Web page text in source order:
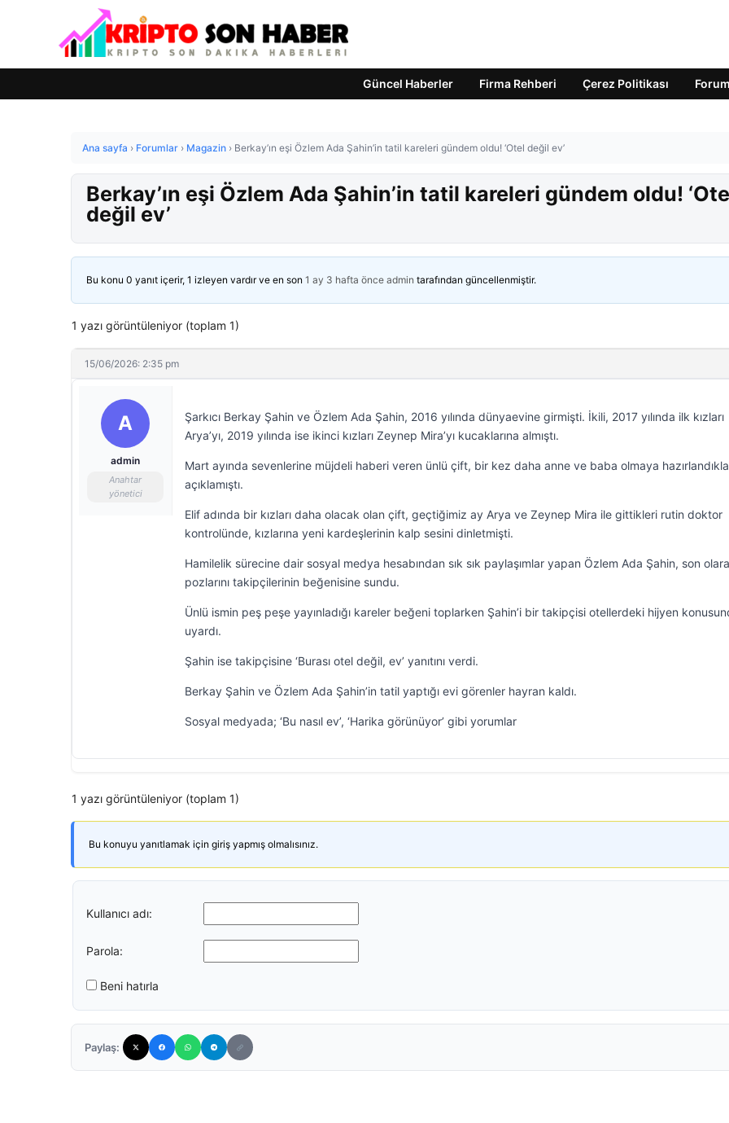
Güncel Haberler Firma Rehberi Çerez Politikası Forum
Ana sayfa › Forumlar › Magazin › Berkay’ın eşi Özlem Ada Şahin’in tatil kareleri gündem oldu! ‘Otel değil ev’
Berkay’ın eşi Özlem Ada Şahin’in tatil kareleri gündem oldu!
değil ev’
Bu konu 0 yanıt içerir, 1 izleyen vardır ve en son 1 ay 3 hafta önce admin tarafından güncellenmiştir.
1 yazı görüntüleniyor (toplam 1)
15/06/2026: 2:35 pm
A
admin
Anahtar
yönetici
Şarkıcı Berkay Şahin ve Özlem Ada Şahin, 2016 yılında dünyaevine girmişti. İkili, 2017 yılında ilk kızları
Arya’yı, 2019 yılında ise ikinci kızları Zeynep Mira’yı kucaklarına almıştı.
Mart ayında sevenlerine müjdeli haberi veren ünlü çift, bir kez daha anne ve baba olmaya
açıklamıştı.
Elif adında bir kızları daha olacak olan çift, geçtiğimiz ay Arya ve Zeynep Mira ile gittikleri rutin doktor
kontrolünde, kızlarına yeni kardeşlerinin kalp sesini dinletmişti.
Hamilelik sürecine dair sosyal medya hesabından sık sık paylaşımlar yapan Özlem Ada Şahin, son
pozlarını takipçilerinin beğenisine sundu.
Ünlü ismin peş peşe yayınladığı kareler beğeni toplarken Şahin’i bir takipçisi otellerdeki hijyen
uyardı.
Şahin ise takipçisine ‘Burası otel değil, ev’ yanıtını verdi.
Berkay Şahin ve Özlem Ada Şahin’in tatil yaptığı evi görenler hayran kaldı.
Sosyal medyada; ‘Bu nasıl ev’, ‘Harika görünüyor’ gibi yorumlar
1 yazı görüntüleniyor (toplam 1)
Bu konuyu yanıtlamak için giriş yapmış olmalısınız.
Kullanıcı adı:
Parola:
Beni hatırla
Paylaş: